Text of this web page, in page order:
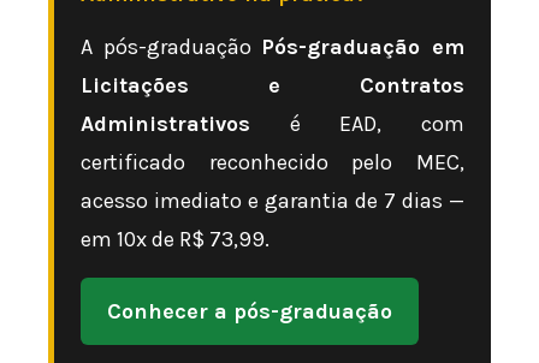
A pós-graduação Pós-graduação em
Licitações e Contratos
Administrativos é EAD, com
certificado reconhecido pelo MEC,
acesso imediato e garantia de 7 dias —
em 10x de R$ 73,99.
Conhecer a pós-graduação